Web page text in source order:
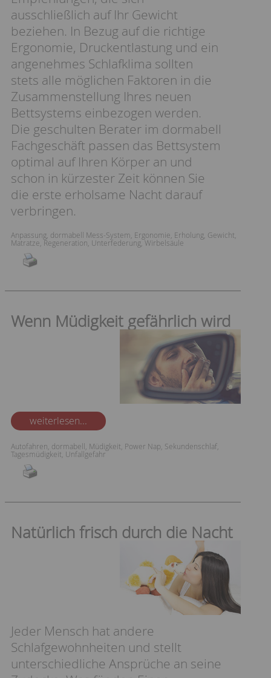
ausschließlich auf Ihr Gewicht
beziehen. In Bezug auf die richtige
Ergonomie, Druckentlastung und ein
angenehmes Schlafklima sollten
stets alle möglichen Faktoren in die
Zusammenstellung Ihres neuen
Bettsystems einbezogen werden.
Die geschulten Berater im dormabell
Fachgeschäft passen das Bettsystem
optimal auf Ihren Körper an und
schon in kürzester Zeit können Sie
die erste erholsame Nacht darauf
verbringen.
Anpassung dormabell Mess-System Ergonomie Erholung Gewicht
Matratze Regeneration Unterfederung,Wirbelsäule
Wenn Müdigkeit gefährlich wird
weiterlesen...
Autofahren dormabell Müdigkeit Power Nap Sekundenschlaf
Tagesmüdigkeit Unfallgefahr
Natürlich frisch durch die Nacht
Jeder Mensch hat andere
Schlafgewohnheiten und stellt
unterschiedliche Ansprüche an seine